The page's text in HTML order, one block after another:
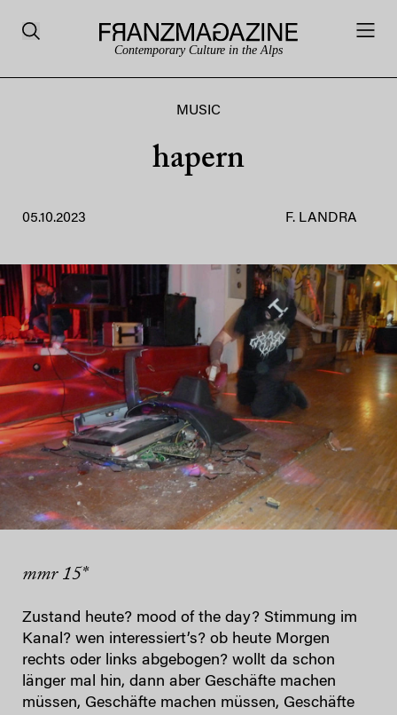
Contemporary Culture in the Alps
MUSIC
hapern
05.10.2023 F. LANDRA
mmr 15*
Zustand heute? mood of the day? Stimmung im
Kanal? wen interessiert’s? ob heute Morgen
rechts oder links abgebogen? wollt da schon
länger mal hin, dann aber Geschäfte machen
müssen, Geschäfte machen müssen, Geschäfte